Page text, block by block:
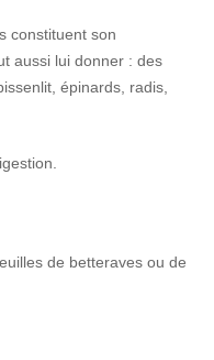
constituent son
aussi lui donner : des
épinards, radis,
de betteraves ou de